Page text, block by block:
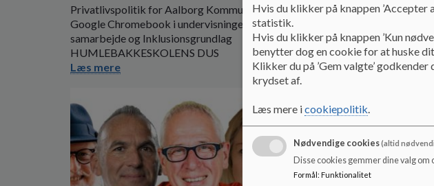
Privatlivspolitik for Aalborg Kommunes brug af
Google Chromebook i undervisningen Skole/hjem
samarbejde og Inklusionsgrundlag
HUMLEBAKKESKOLENS DUS
Læs mere
Hvad er autisme og
Læs mere
Hvis du klikker på knappen
statistik.
Hvis du klikker på knappen ’Kun
benytter dog en cookie for at huske
Klikker du på ’Gem valgte’
krydset af.
Læs mere icookiepolitik.
Nødvendige cookies(altid
Disse cookies gemmer dine valg om
Formål: Funktionalitet